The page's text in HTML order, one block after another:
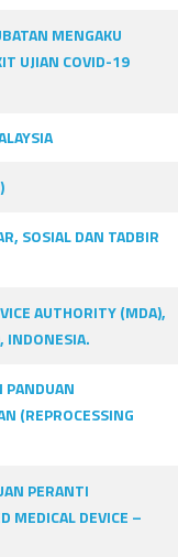
MENGAKU
UJIAN COVID-19
SOSIAL DAN TADBIR
AUTHORITY (MDA),
INDONESIA.
PANDUAN
(REPROCESSING
PERANTI
MEDICAL DEVICE –